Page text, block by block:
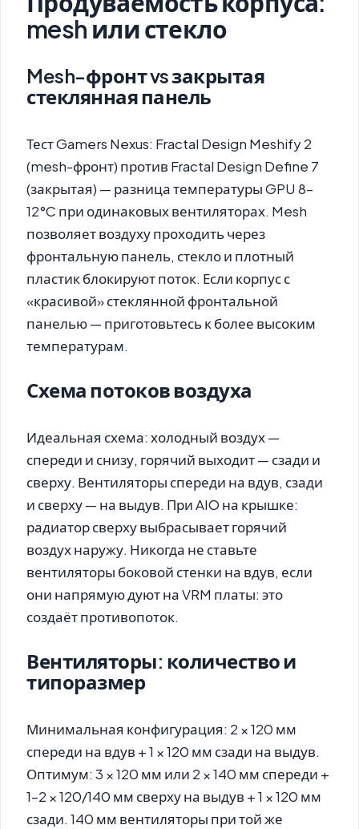
mesh или стекло
Mesh-фронт vs закрытая
стеклянная панель
Тест Gamers Nexus: Fractal Design Meshify 2
(mesh-фронт) против Fractal Design Define 7
(закрытая) — разница температуры GPU 8–
12°C при одинаковых вентиляторах. Mesh
позволяет воздуху проходить через
фронтальную панель, стекло и плотный
пластик блокируют поток. Если корпус с
«красивой» стеклянной фронтальной
панелью — приготовьтесь к более высоким
температурам.
Схема потоков воздуха
Идеальная схема: холодный воздух —
спереди и снизу, горячий выходит — сзади и
сверху. Вентиляторы спереди на вдув, сзади
и сверху — на выдув. При AIO на крышке:
радиатор сверху выбрасывает горячий
воздух наружу. Никогда не ставьте
вентиляторы боковой стенки на вдув, если
они напрямую дуют на VRM платы: это
создаёт противопоток.
Вентиляторы: количество и
типоразмер
Минимальная конфигурация: 2 × 120 мм
спереди на вдув + 1 × 120 мм сзади на выдув.
Оптимум: 3 × 120 мм или 2 × 140 мм спереди +
1–2 × 120/140 мм сверху на выдув + 1 × 120 мм
сзади. 140 мм вентиляторы при той же